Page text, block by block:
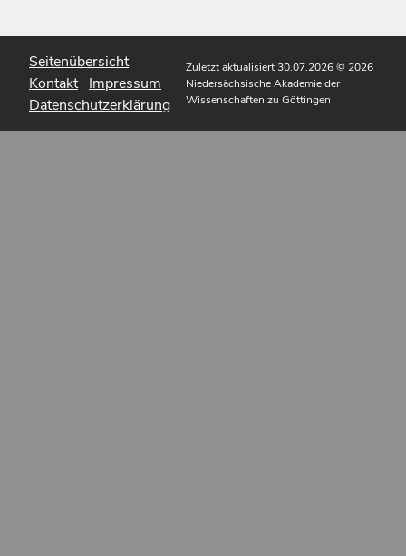
Seitenübersicht
Kontakt Impressum
Datenschutzerklärung
Zuletzt aktualisiert 30.07.2026© 2026
Niedersächsische Akademie der
Wissenschaften zu Göttingen